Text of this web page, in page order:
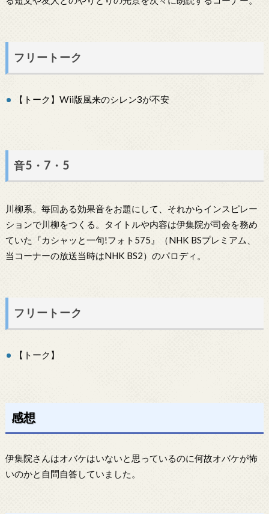
フリートーク
【トーク】Wii版風来のシレン3が不安
音5・7・5
川柳系。毎回ある効果音をお題にして、それからインスピレー
ションで川柳をつくる。タイトルや内容は伊集院が司会を務め
ていた『カシャッと一句!フォト575』（NHK BSプレミアム、
当コーナーの放送当時はNHK BS2）のパロディ。
フリートーク
【トーク】
感想
伊集院さんはオバケはいないと思っているのに何故オバケが怖
いのかと自問自答していました。